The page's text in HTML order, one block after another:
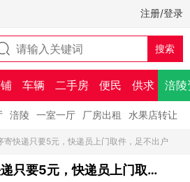
注册/登录
车辆 二手房 便民 供求 涪陵
涪陵 一室一厅 厂房出租 水果店转让
寄快递只要5元，快递员上门取件，足不出户
只要5元，快递员上门取